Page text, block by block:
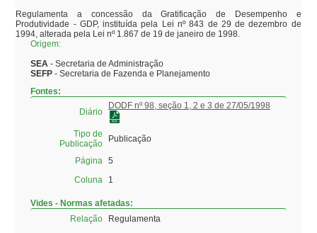
Regulamenta a concessão da Gratificação de Desempenho e
Produtividade - GDP, instituída pela Lei nº 843 de 29 de dezembro de
1994, alterada pela Lei nº 1.867 de 19 de janeiro de 1998.
Origem:
SEA- Secretaria de Administração
SEFP- Secretaria de Fazenda e Planejamento
Fontes:
Diário
DODF nº 98, seção 1, 2 e 3 de 27/05/1998
Tipo de
Publicação
Publicação
Página
5
Coluna
1
Vides - Normas afetadas:
Relação
Regulamenta